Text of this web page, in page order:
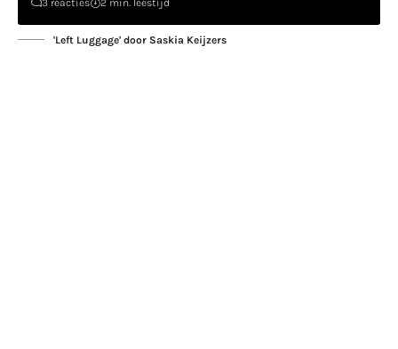
'Left Luggage' door Saskia Keijzers